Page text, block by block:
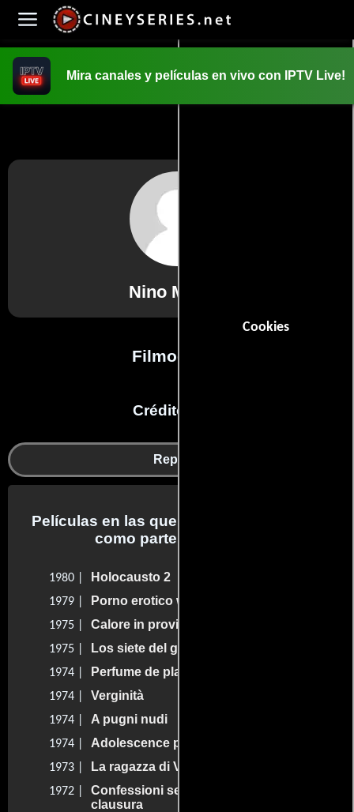
Cookies
Mira canales y películas en vivo con IPTV Live!
Nino Musco
Filmografía
Créditos en:
Reparto
Películas en las que Nino Musco trabajo
como parte del reparto
1980 | Holocausto 2
1979 | Porno erotico western
1975 | Calore in provincia
1975 | Los siete del grupo salvaje
1974 | Perfume de placer
1974 | Verginità
1974 | A pugni nudi
1974 | Adolescence pervertie
1973 | La ragazza di Via Condotti
1972 |
Confessioni segrete di un convento di
clausura